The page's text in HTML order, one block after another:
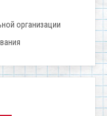
организации